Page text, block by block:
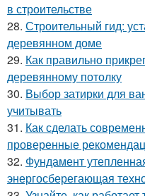
в строительстве
28. Строительный гид:
деревянном доме
29. Как правильно
деревянному потолку
30. Выбор затирки для
учитывать
31. Как сделать
проверенные
32. Фундамент
энергосберегающая